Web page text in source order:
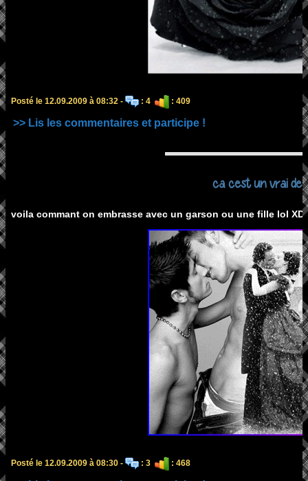
Posté le 12.09.2009 à 08:32 - : 4 : 409
>> Lis les commentaires et participe !
ca cest un vrai de
voila commant on embrasse avec un garson ou une fille lol XD
Posté le 12.09.2009 à 08:30 - : 3 : 468